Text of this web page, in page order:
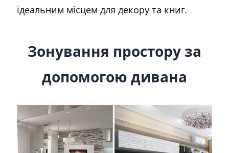
ідеальним місцем для декору та книг.
Зонування простору за
допомогою дивана